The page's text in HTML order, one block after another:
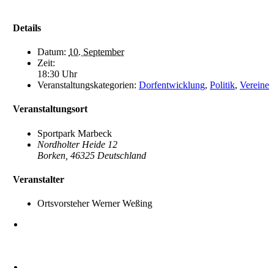
Details
Datum: 10. September
Zeit:
18:30 Uhr
Veranstaltungskategorien: Dorfentwicklung, Politik, Vereine
Veranstaltungsort
Sportpark Marbeck
Nordholter Heide 12
Borken 46325 Deutschland
Veranstalter
Ortsvorsteher Werner Weßing